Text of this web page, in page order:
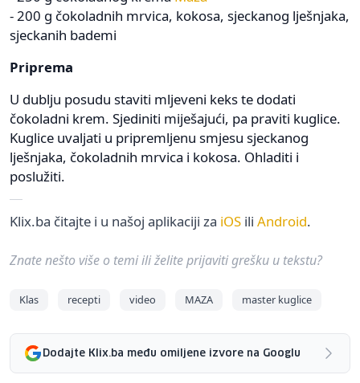
- 200 g čokoladnih mrvica, kokosa, sjeckanog lješnjaka,
sjeckanih bademi
Priprema
U dublju posudu staviti mljeveni keks te dodati
čokoladni krem. Sjediniti miješajući, pa praviti kuglice.
Kuglice uvaljati u pripremljenu smjesu sjeckanog
lješnjaka, čokoladnih mrvica i kokosa. Ohladiti i
poslužiti.
Klix.ba čitajte i u našoj aplikaciji za iOS ili Android.
Znate nešto više o temi ili želite prijaviti grešku u tekstu?
Klas recepti video MAZA master kuglice
Dodajte Klix.ba među omiljene izvore na Googlu